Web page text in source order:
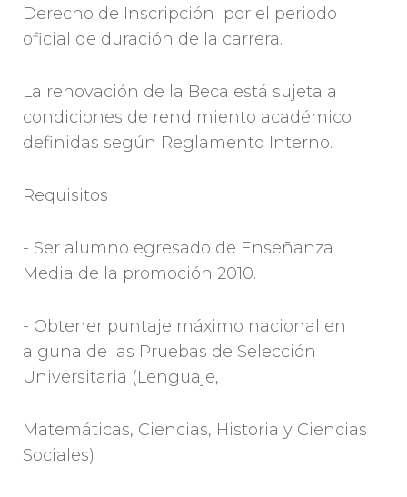
Derecho de Inscripción por el periodo
oficial de duración de la carrera.
La renovación de la Beca está sujeta a
condiciones de rendimiento académico
definidas según Reglamento Interno.
Requisitos
- Ser alumno egresado de Enseñanza
Media de la promoción 2010.
- Obtener puntaje máximo nacional en
alguna de las Pruebas de Selección
Universitaria (Lenguaje,
Matemáticas, Ciencias, Historia y Ciencias
Sociales)